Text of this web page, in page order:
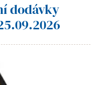
dodávky